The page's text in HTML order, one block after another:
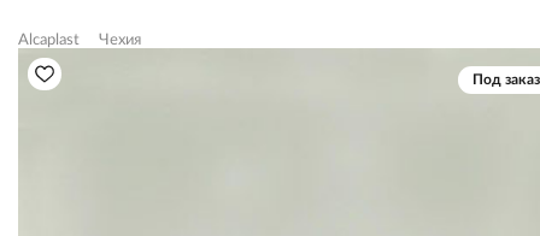
Alcaplast Чехия
Под заказ